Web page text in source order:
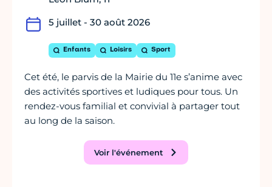
5 juillet - 30 août 2026
Enfants Loisirs Sport
Cet été, le parvis de la Mairie du 11e s’anime avec
des activités sportives et ludiques pour tous. Un
rendez-vous familial et convivial à partager tout
au long de la saison.
Voir l'événement